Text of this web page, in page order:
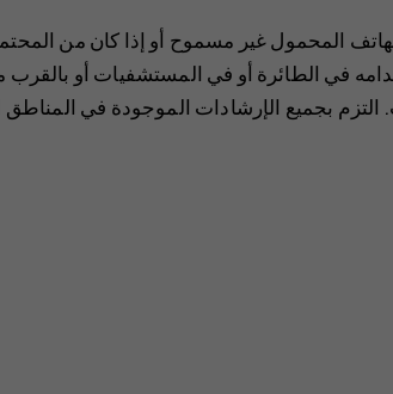
المحمول غير مسموح أو إذا كان من
في الطائرة أو في المستشفيات أو بالقرب
التزم بجميع الإرشادات الموجودة في